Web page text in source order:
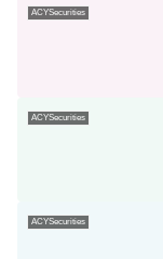
ACYSecurities
ACYSecurities
ACYSecurities